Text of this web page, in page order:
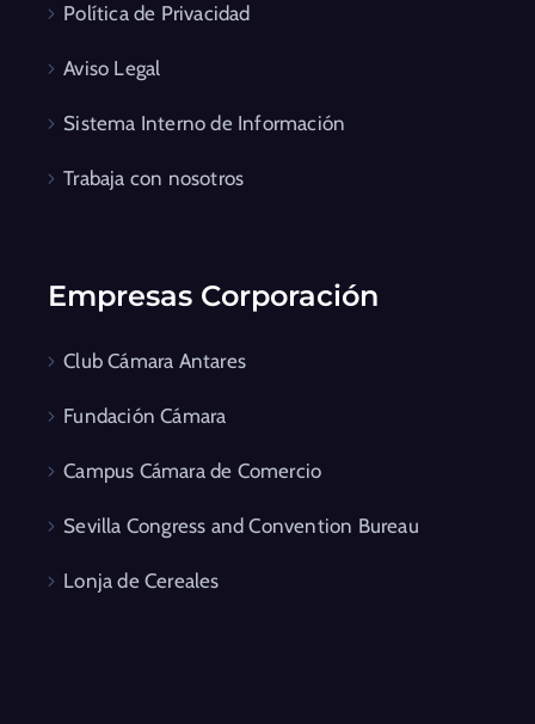
Política de Privacidad
Aviso Legal
Sistema Interno de Información
Trabaja con nosotros
Empresas Corporación
Club Cámara Antares
Fundación Cámara
Campus Cámara de Comercio
Sevilla Congress and Convention Bureau
Lonja de Cereales